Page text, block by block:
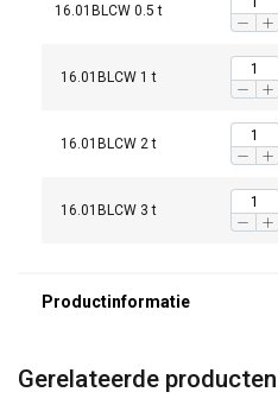
16.01BLCW 0.5 t
16.01BLCW 1 t
16.01BLCW 2 t
16.01BLCW 3 t
Gerelateerde producten